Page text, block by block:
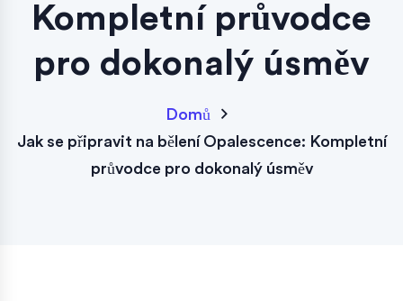
Kompletní průvodce
pro dokonalý úsměv
Domů
Jak se připravit na bělení Opalescence: Kompletní
průvodce pro dokonalý úsměv